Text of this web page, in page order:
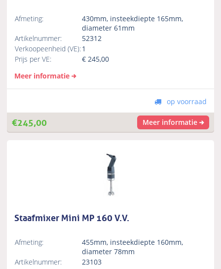
Afmeting:
430mm, insteekdiepte 165mm,
diameter 61mm
Artikelnummer:
52312
Verkoopeenheid (VE):1
Prijs per VE:
€ 245,00
Meer informatie
op voorraad
€245,00 Meer informatie
Staafmixer Mini MP 160 V.V.
Afmeting:
455mm, insteekdiepte 160mm,
diameter 78mm
Artikelnummer:
23103